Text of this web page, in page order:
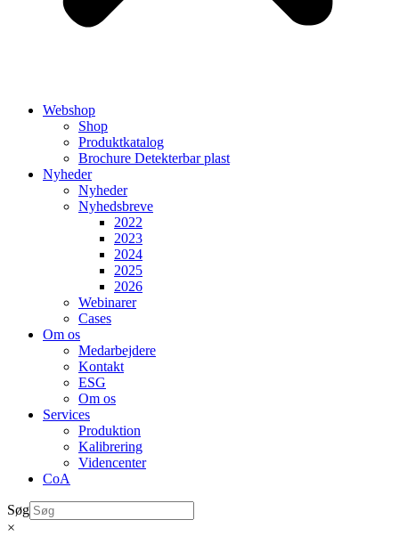
Webshop
Shop
Produktkatalog
Brochure Detekterbar plast
Nyheder
Nyheder
Nyhedsbreve
2022
2023
2024
2025
2026
Webinarer
Cases
Om os
Medarbejdere
Kontakt
ESG
Om os
Services
Produktion
Kalibrering
Videncenter
CoA
Søg
×